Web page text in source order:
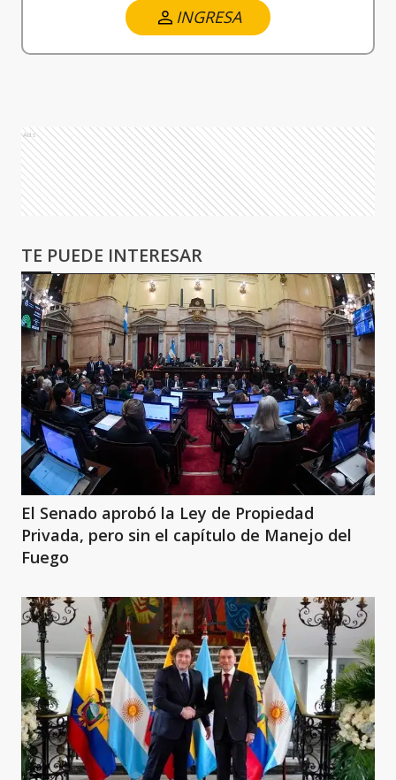
INGRESA
Ads
TE PUEDE INTERESAR
El Senado aprobó la Ley de Propiedad
Privada, pero sin el capítulo de Manejo del
Fuego